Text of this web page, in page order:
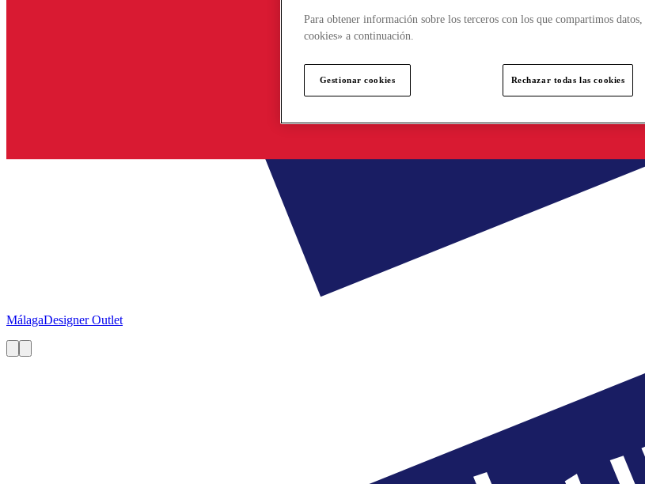
MálagaDesigner Outlet
Para obtener información sobre los terceros con los que compartimos
cookies» a continuación.
Gestionar cookies Rechazar todas las cookies